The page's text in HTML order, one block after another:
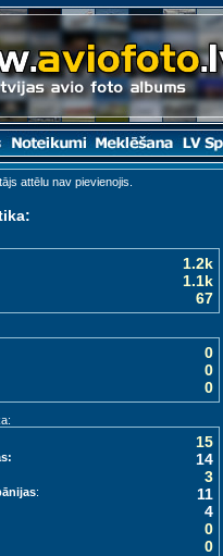
attēlu nav pievienojis.
1.2k
1.1k
67
0
0
0
15
14
3
: 11
4
0
0